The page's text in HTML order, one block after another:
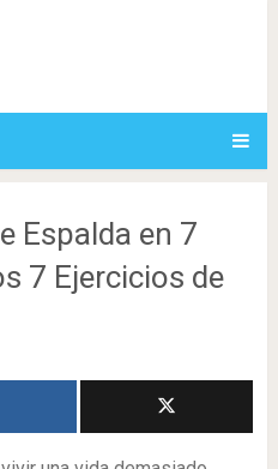
Espalda en 7
7 Ejercicios de